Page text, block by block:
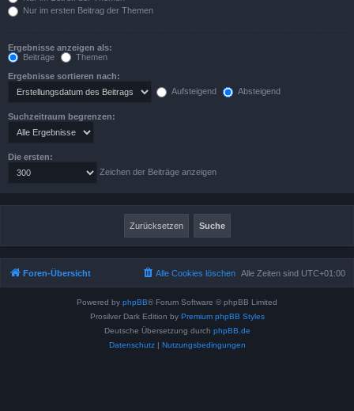
Nur im ersten Beitrag der Themen
Ergebnisse anzeigen als:
Beiträge
Themen
Ergebnisse sortieren nach:
Aufsteigend
Absteigend
Suchzeitraum begrenzen:
Die ersten:
Zeichen der Beiträge anzeigen
Foren-Übersicht Alle Zeiten sind UTC+01:00
Alle Cookies löschen
Powered by phpBB® Forum Software © phpBB Limited
Prosilver Dark Edition by Premium phpBB Styles
Deutsche Übersetzung durch phpBB.de
Datenschutz| Nutzungsbedingungen